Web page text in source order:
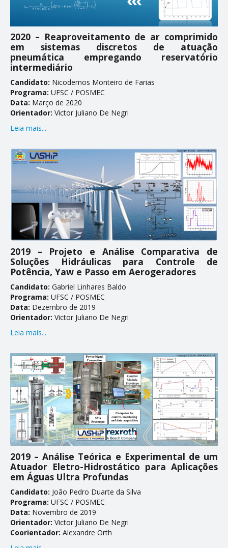
2020 – Reaproveitamento de ar comprimido
em sistemas discretos de atuação
pneumática empregando reservatório
intermediário
Candidato: Nicodemos Monteiro de Farias
Programa: UFSC / POSMEC
Data: Março de 2020
Orientador: Victor Juliano De Negri
Leia mais...
2019 – Projeto e Análise Comparativa de
Soluções Hidráulicas para Controle de
Potência, Yaw e Passo em Aerogeradores
Candidato: Gabriel Linhares Baldo
Programa: UFSC / POSMEC
Data: Dezembro de 2019
Orientador: Victor Juliano De Negri
Leia mais...
2019 – Análise Teórica e Experimental de um
Atuador Eletro-Hidrostático para Aplicações
em Águas Ultra Profundas
Candidato: João Pedro Duarte da Silva
Programa: UFSC / POSMEC
Data: Novembro de 2019
Orientador: Victor Juliano De Negri
Coorientador: Alexandre Orth